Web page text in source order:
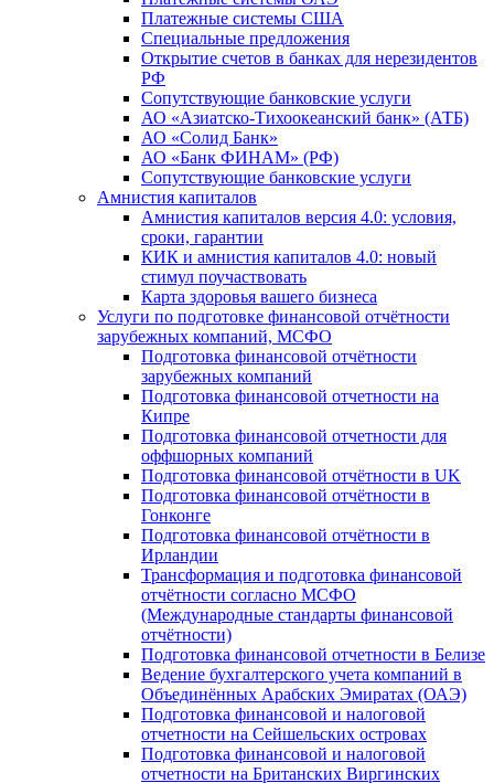
Платежные системы США
Специальные предложения
Открытие счетов в банках для нерезидентов
РФ
Сопутствующие банковские услуги
АО «Азиатско-Тихоокеанский банк» (АТБ)
АО «Солид Банк»
АО «Банк ФИНАМ» (РФ)
Сопутствующие банковские услуги
Амнистия капиталов
Амнистия капиталов версия 4.0: условия,
сроки, гарантии
КИК и амнистия капиталов 4.0: новый
стимул поучаствовать
Карта здоровья вашего бизнеса
Услуги по подготовке финансовой отчётности
зарубежных компаний, МСФО
Подготовка финансовой отчётности
зарубежных компаний
Подготовка финансовой отчетности на
Кипре
Подготовка финансовой отчетности для
оффшорных компаний
Подготовка финансовой отчётности в UK
Подготовка финансовой отчётности в
Гонконге
Подготовка финансовой отчётности в
Ирландии
Трансформация и подготовка финансовой
отчётности согласно МСФО
(Международные стандарты финансовой
отчётности)
Подготовка финансовой отчетности в Белизе
Ведение бухгалтерского учета компаний в
Объединённых Арабских Эмиратах (ОАЭ)
Подготовка финансовой и налоговой
отчетности на Сейшельских островах
Подготовка финансовой и налоговой
отчетности на Британских Виргинских